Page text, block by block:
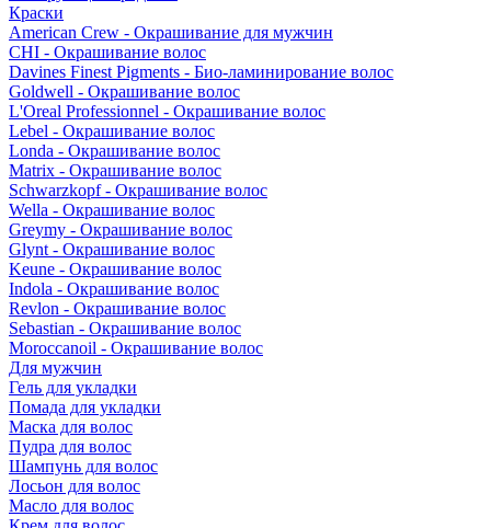
Краски
American Crew - Окрашивание для мужчин
CHI - Окрашивание волос
Davines Finest Pigments - Био-ламинирование волос
Goldwell - Окрашивание волос
L'Oreal Professionnel - Окрашивание волос
Lebel - Окрашивание волос
Londa - Окрашивание волос
Matrix - Окрашивание волос
Schwarzkopf - Окрашивание волос
Wella - Окрашивание волос
Greymy - Окрашивание волос
Glynt - Окрашивание волос
Keune - Окрашивание волос
Indola - Окрашивание волос
Revlon - Окрашивание волос
Sebastian - Окрашивание волос
Moroccanoil - Окрашивание волос
Для мужчин
Гель для укладки
Помада для укладки
Маска для волос
Пудра для волос
Шампунь для волос
Лосьон для волос
Масло для волос